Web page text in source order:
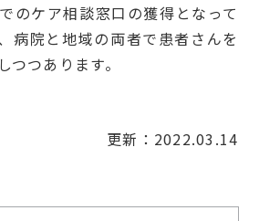
のケア相談窓口の獲得となって
病院と地域の両者で患者さんを
つあります。
更新：2022.03.14